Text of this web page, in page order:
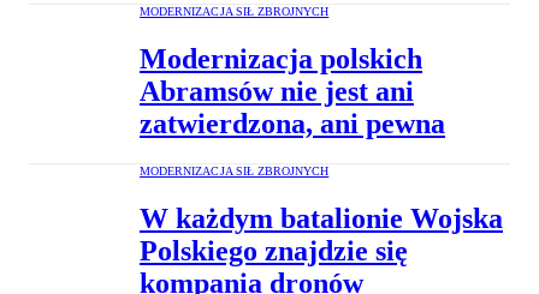
MODERNIZACJA SIŁ ZBROJNYCH
Modernizacja polskich
Abramsów nie jest ani
zatwierdzona, ani pewna
MODERNIZACJA SIŁ ZBROJNYCH
W każdym batalionie Wojska
Polskiego znajdzie się
kompania dronów